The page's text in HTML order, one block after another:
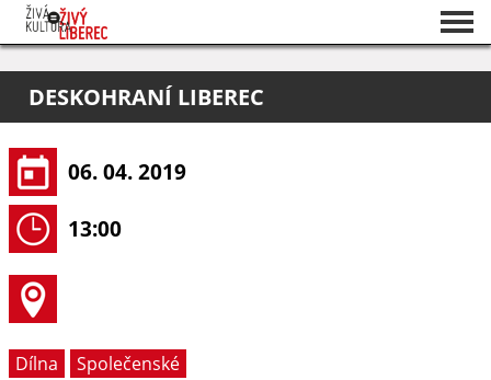
O projektu
Pořadatelé
DESKOHRANÍ LIBEREC
06. 04. 2019
13:00
Dílna
Společenské